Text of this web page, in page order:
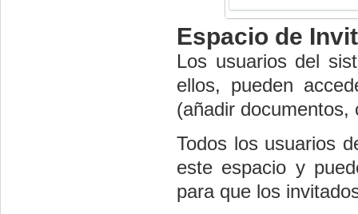
Espacio de
Los usuarios del
ellos, pueden
(añadir documentos,
Todos los usuarios
este espacio y
para que los